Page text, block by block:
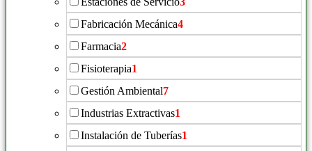
Fabricación Mecánica4
Farmacia2
Fisioterapia1
Gestión Ambiental7
Industrias Extractivas1
Instalación de Tuberías1